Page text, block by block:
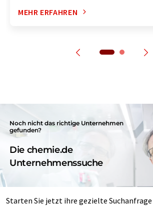
MEHR ERFAHREN
Noch nicht das richtige Unternehmen
gefunden?
Die chemie.de
Unternehmenssuche
Starten Sie jetzt ihre gezielte